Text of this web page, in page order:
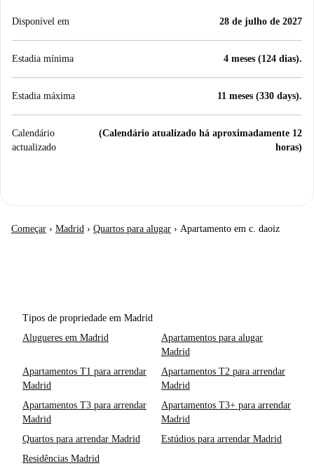
Disponível em 28 de julho de 2027
Estadia mínima 4 meses (124 dias).
Estadia máxima 11 meses (330 days).
Calendário
actualizado
(Calendário atualizado há aproximadamente 12
horas)
Começar › Madrid › Quartos para alugar › Apartamento em c. daoiz
Tipos de propriedade em Madrid
Alugueres em Madrid
Apartamentos para alugar
Madrid
Apartamentos T1 para arrendar
Madrid
Apartamentos T2 para arrendar
Madrid
Apartamentos T3 para arrendar
Madrid
Apartamentos T3+ para arrendar
Madrid
Quartos para arrendar Madrid
Estúdios para arrendar Madrid
Residências Madrid